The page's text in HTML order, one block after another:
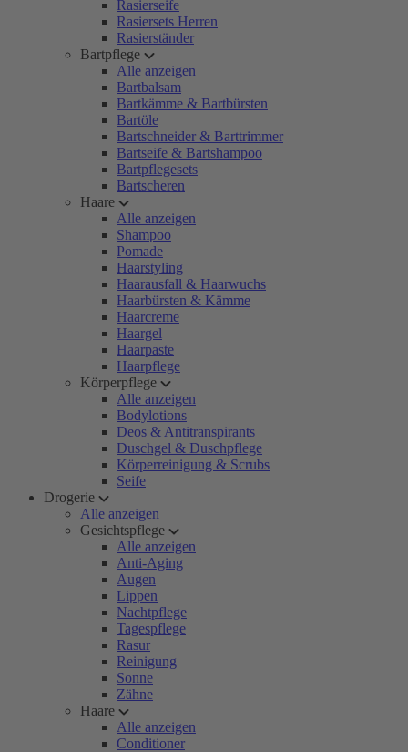
Rasierseife
Rasiersets Herren
Rasierständer
Bartpflege
Alle anzeigen
Bartbalsam
Bartkämme & Bartbürsten
Bartöle
Bartschneider & Barttrimmer
Bartseife & Bartshampoo
Bartpflegesets
Bartscheren
Haare
Alle anzeigen
Shampoo
Pomade
Haarstyling
Haarausfall & Haarwuchs
Haarbürsten & Kämme
Haarcreme
Haargel
Haarpaste
Haarpflege
Körperpflege
Alle anzeigen
Bodylotions
Deos & Antitranspirants
Duschgel & Duschpflege
Körperreinigung & Scrubs
Seife
Drogerie
Alle anzeigen
Gesichtspflege
Alle anzeigen
Anti-Aging
Augen
Lippen
Nachtpflege
Tagespflege
Rasur
Reinigung
Sonne
Zähne
Haare
Alle anzeigen
Conditioner